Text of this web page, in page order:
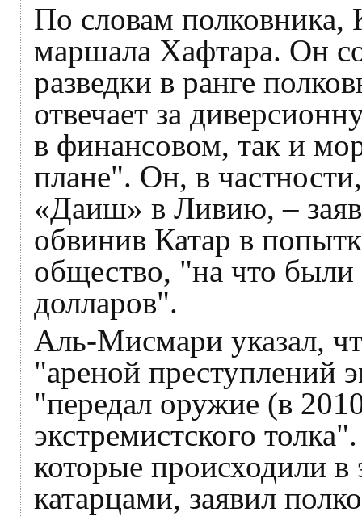
По словам полковника,
маршала Хафтара. Он
разведки в ранге
отвечает за
в финансовом, так и
плане". Он, в
«Даиш» в Ливию, –
обвинив Катар в
общество, "на что
долларов".
Аль-Мисмари указал,
"ареной преступлений
"передал оружие (в
экстремистского
которые происходили в
катарцами, заявил